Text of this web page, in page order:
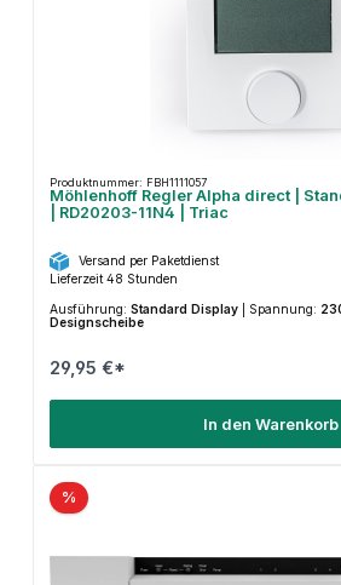
Produktnummer: FBH1111057
Möhlenhoff Regler Alpha direct |
| RD20203-11N4 | Triac
Versand per Paketdienst
Lieferzeit 48 Stunden
Ausführung: Standard Display Spannung:
Designscheibe
29,95 €*
In den Warenkorb
%